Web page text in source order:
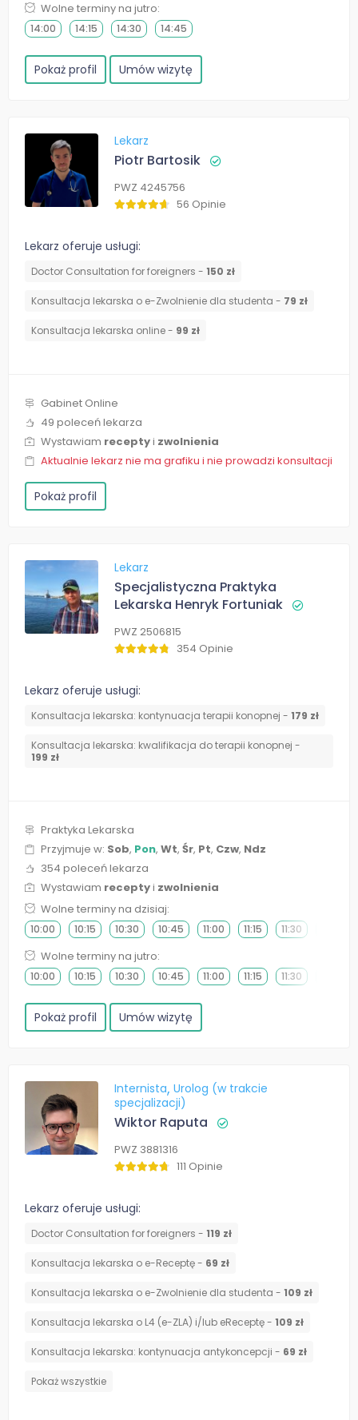
Wolne terminy na jutro:
14:00 14:15 14:30 14:45
Pokaż profil Umów wizytę
Lekarz
Piotr Bartosik
PWZ 4245756
56 Opinie
Lekarz oferuje usługi:
Doctor Consultation for foreigners - 150 zł
Konsultacja lekarska o e-Zwolnienie dla studenta - 79 zł
Konsultacja lekarska online - 99 zł
Gabinet Online
49 poleceń lekarza
Wystawiam receptyi zwolnienia
Aktualnie lekarz nie ma grafiku i nie prowadzi konsultacji
Pokaż profil
Lekarz
Specjalistyczna Praktyka
Lekarska Henryk Fortuniak
PWZ 2506815
354 Opinie
Lekarz oferuje usługi:
Konsultacja lekarska: kontynuacja terapii konopnej - 179 zł
Konsultacja lekarska: kwalifikacja do terapii konopnej -
199 zł
Praktyka Lekarska
Przyjmuje w: Sob, Pon, Wt, Śr, Pt, Czw, Ndz
354 poleceń lekarza
Wystawiam receptyi zwolnienia
Wolne terminy na dzisiaj:
10:00 10:15 10:30 10:45 11:00 11:15 11:30
Wolne terminy na jutro:
10:00 10:15 10:30 10:45 11:00 11:15 11:30
Pokaż profil Umów wizytę
Internista Urolog (w trakcie
specjalizacji)
Wiktor Raputa
PWZ 3881316
111 Opinie
Lekarz oferuje usługi:
Doctor Consultation for foreigners - 119 zł
Konsultacja lekarska o e-Receptę - 69 zł
Konsultacja lekarska o e-Zwolnienie dla studenta - 109 zł
Konsultacja lekarska o L4 (e-ZLA) i/lub eReceptę - 109 zł
⁠Konsultacja lekarska: kontynuacja antykoncepcji - 69 zł
Pokaż wszystkie